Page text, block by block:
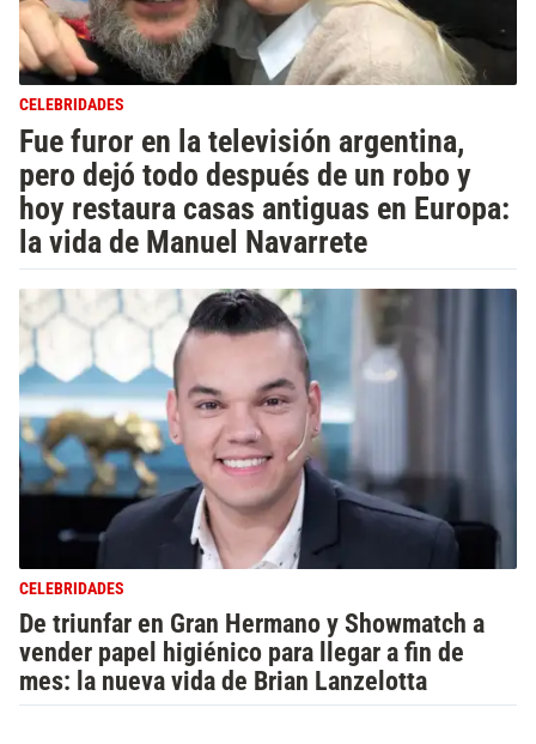
CELEBRIDADES
Fue furor en la televisión argentina,
pero dejó todo después de un robo y
hoy restaura casas antiguas en Europa:
la vida de Manuel Navarrete
CELEBRIDADES
De triunfar en Gran Hermano y Showmatch a
vender papel higiénico para llegar a fin de
mes: la nueva vida de Brian Lanzelotta